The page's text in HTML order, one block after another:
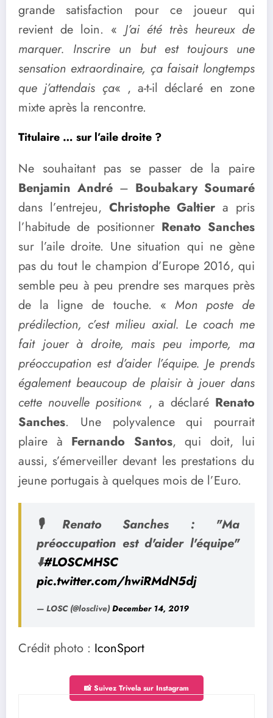
grande satisfaction pour ce joueur qui
revient de loin. « J’ai été très heureux de
marquer. Inscrire un but est toujours une
sensation extraordinaire, ça faisait longtemps
que j’attendais ça« , a-t-il déclaré en zone
mixte après la rencontre.
Titulaire … sur l’aile droite ?
Ne souhaitant pas se passer de la paire
Benjamin André – Boubakary Soumaré
dans l’entrejeu, Christophe Galtiera pris
l’habitude de positionner Renato Sanches
sur l’aile droite. Une situation qui ne gène
pas du tout le champion d’Europe 2016, qui
semble peu à peu prendre ses marques près
de la ligne de touche. « Mon poste de
prédilection, c’est milieu axial. Le coach me
fait jouer à droite, mais peu importe, ma
préoccupation est d’aider l’équipe. Je prends
également beaucoup de plaisir à jouer dans
cette nouvelle position« , a déclaré Renato
Sanches. Une polyvalence qui pourrait
plaire à Fernando Santos, qui doit, lui
aussi, s’émerveiller devant les prestations du
jeune portugais à quelques mois de l’Euro.
🎙Renato Sanches : "Ma
préoccupation est d'aider l'équipe"
⬇#LOSCMHSC
pic.twitter.com/hwiRMdN5dj
— LOSC (@losclive) December 14, 2019
Crédit photo : IconSport
📸 Suivez Trivela sur Instagram